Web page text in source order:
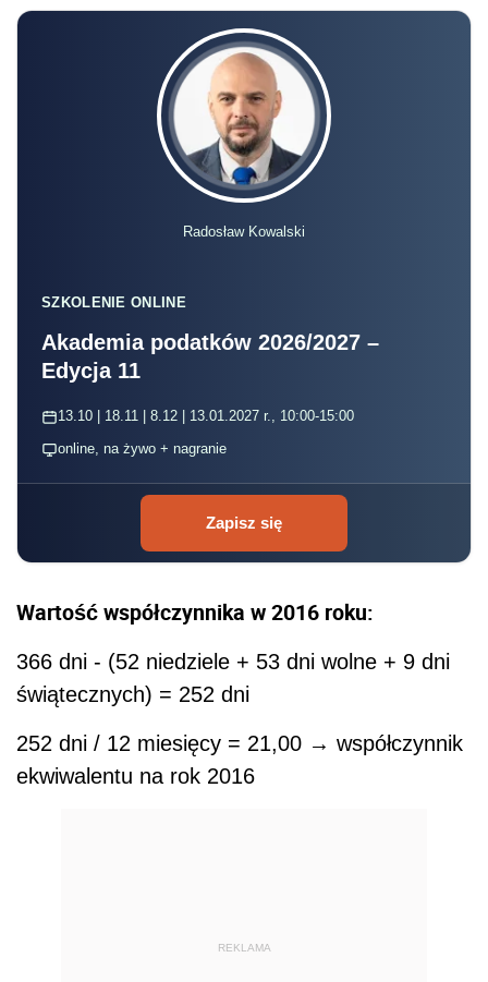
Radosław Kowalski
SZKOLENIE ONLINE
Akademia podatków 2026/2027 –
Edycja 11
13.10 | 18.11 | 8.12 | 13.01.2027 r., 10:00-15:00
online, na żywo + nagranie
Zapisz się
Wartość współczynnika w 2016 roku:
366 dni - (52 niedziele + 53 dni wolne + 9 dni
świątecznych) = 252 dni
252 dni / 12 miesięcy = 21,00 → współczynnik
ekwiwalentu na rok 2016
REKLAMA